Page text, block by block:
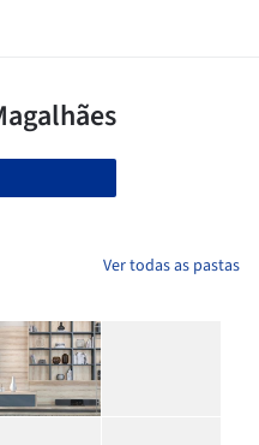
Ver todas as pastas